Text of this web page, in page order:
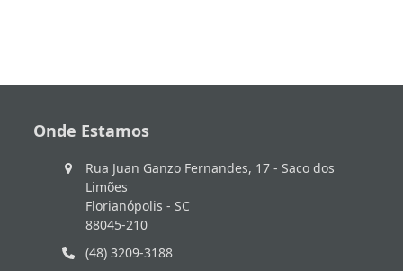
Onde Estamos
Rua Juan Ganzo Fernandes, 17 - Saco dos
Limões
Florianópolis - SC
88045-210
(48) 3209-3188